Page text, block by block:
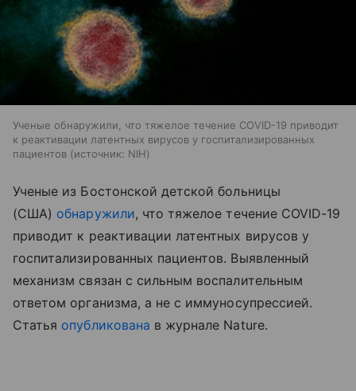
Ученые обнаружили, что тяжелое течение COVID-19 приводит
к реактивации латентных вирусов у госпитализированных
пациентов
источник: NIH
Ученые из Бостонской детской больницы
(США) обнаружили, что тяжелое течение COVID-19
приводит к реактивации латентных вирусов у
госпитализированных пациентов. Выявленный
механизм связан с сильным воспалительным
ответом организма, а не с иммуносупрессией.
Статья опубликована в журнале Nature.